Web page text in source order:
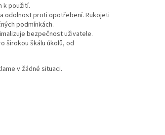
k použití.
odolnost proti opotřebení. Rukojeti
podmínkách.
bezpečnost uživatele.
širokou škálu úkolů, od
v žádné situaci.